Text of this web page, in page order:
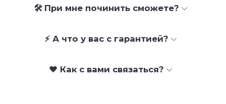
🛠 При мне починить сможете?
⚡ А что у вас с гарантией?
❤️ Как с вами связаться?